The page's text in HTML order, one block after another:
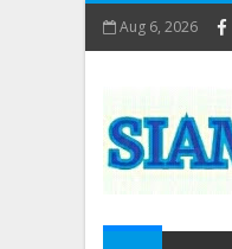
Aug 6, 2026